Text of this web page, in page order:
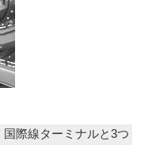
際線ターミナルと3つ